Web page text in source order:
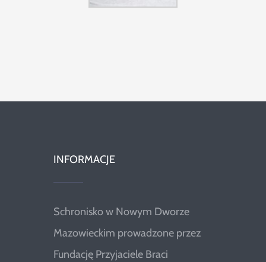
INFORMACJE
Schronisko w Nowym Dworze
Mazowieckim prowadzone przez
Fundację Przyjaciele Braci